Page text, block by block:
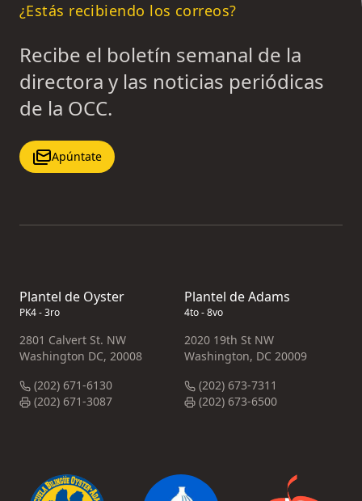
¿Estás recibiendo los correos?
Recibe el boletín semanal de la
directora y las noticias periódicas
de la OCC.
Apúntate
Plantel de Oyster
PK4 - 3ro
2801 Calvert St. NW
Washington DC, 20008
(202) 671-6130
(202) 671-3087
Plantel de Adams
4to - 8vo
2020 19th St NW
Washington, DC 20009
(202) 673-7311
(202) 673-6500